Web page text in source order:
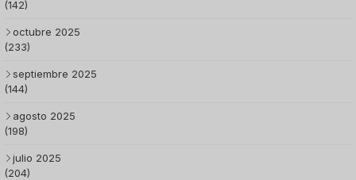
(142)
octubre 2025
(233)
septiembre 2025
(144)
agosto 2025
(198)
julio 2025
(204)